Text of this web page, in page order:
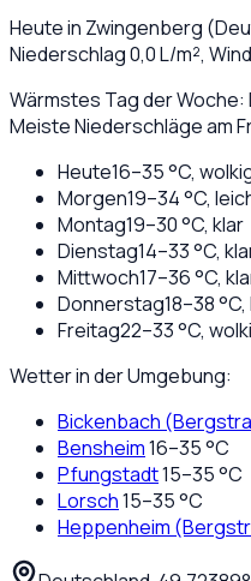
Heute in Zwingenberg (
Niederschlag0,0L/m²,
Wärmstes Tag der Woche:
Meiste Niederschläge am
Heute16–35°C,
Morgen19–34°C,
Montag19–30°C, klar
Dienstag14–33°C,
Mittwoch17–36°C,
Donnerstag18–38°C,
Freitag22–33°C,
Wetter in der Umgebung:
Bickenbach
Bensheim16–35°C
Pfungstadt15–35°C
Lorsch15–35°C
Heppenheim